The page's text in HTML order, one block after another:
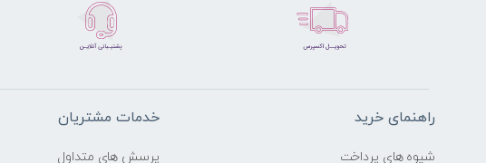
راهنمای خرید
شیوه های پرداخت
خدمات مشتریان
پرسش های متداول